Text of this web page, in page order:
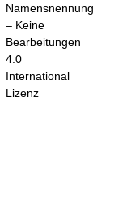
Namensnennung
– Keine
Bearbeitungen
4.0
International
Lizenz